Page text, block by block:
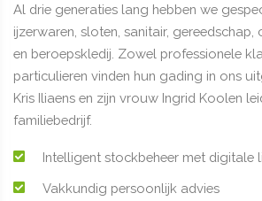
Al drie generaties lang hebben we
ijzerwaren, sloten, sanitair, gereedschap,
en beroepskledij. Zowel professionele
particulieren vinden hun gading in ons
​​​​​​​Kris Iliaens en zijn vrouw Ingrid Koolen
familiebedrijf.
Intelligent stockbeheer met digitale
Vakkundig persoonlijk advies